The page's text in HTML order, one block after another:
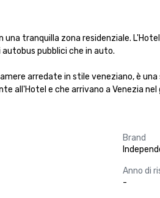
una tranquilla zona residenziale.
pubblici che in auto.
arredate in stile veneziano, è
all'Hotel e che arrivano a Venezia nel
Brand
Anno di
-